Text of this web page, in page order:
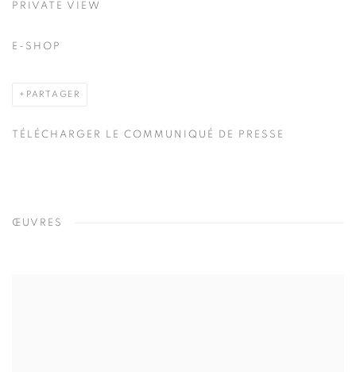
PRIVATE VIEW
E-SHOP
PARTAGER
TÉLÉCHARGER LE COMMUNIQUÉ DE PRESSE
ŒUVRES